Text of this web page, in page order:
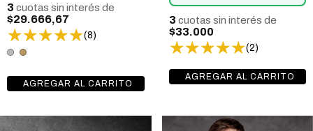
(8)
3 cuotas sin interés de
$29.666,67
(2)
3 cuotas sin interés de
$33.000